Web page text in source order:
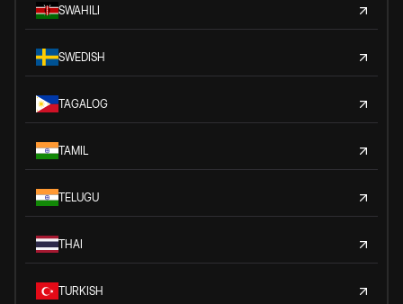
SWAHILI
SWEDISH
TAGALOG
TAMIL
TELUGU
THAI
TURKISH